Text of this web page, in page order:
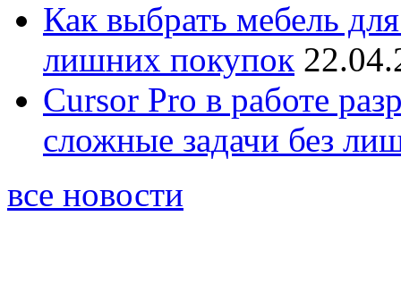
Как выбрать мебель
лишних покупок
Cursor Pro в работе
сложные задачи без
все новости